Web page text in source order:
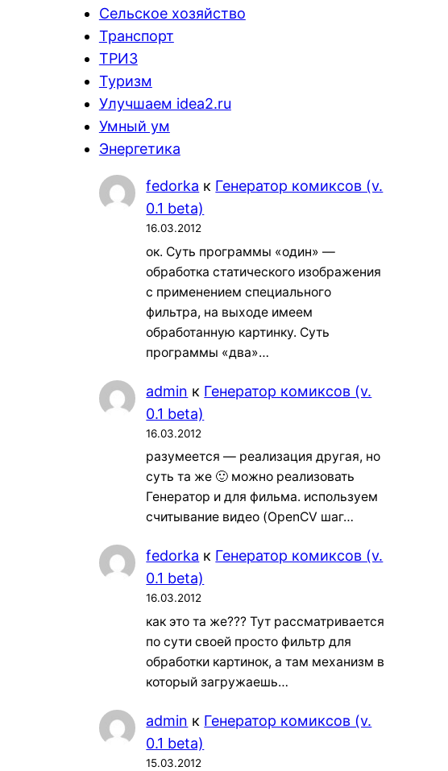
Сельское хозяйство
Транспорт
ТРИЗ
Туризм
Улучшаем idea2.ru
Умный ум
Энергетика
fedorka к Генератор комиксов (v.
0.1 beta)
16.03.2012
ок. Суть программы «один» —
обработка статического изображения
с применением специального
фильтра, на выходе имеем
обработанную картинку. Суть
программы «два»…
admin к Генератор комиксов (v.
0.1 beta)
16.03.2012
разумеется — реализация другая, но
суть та же 🙂 можно реализовать
Генератор и для фильма. используем
считывание видео (OpenCV шаг…
fedorka к Генератор комиксов (v.
0.1 beta)
16.03.2012
как это та же??? Тут рассматривается
по сути своей просто фильтр для
обработки картинок, а там механизм в
который загружаешь…
admin к Генератор комиксов (v.
0.1 beta)
15.03.2012